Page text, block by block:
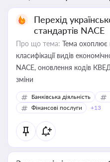
Перехід
стандартів NACE
Про що тема: Тема охоплює
класифікації видів
NACE, оновлення кодів
зміни
Банківська діяльність
Фінансові послуги
+13